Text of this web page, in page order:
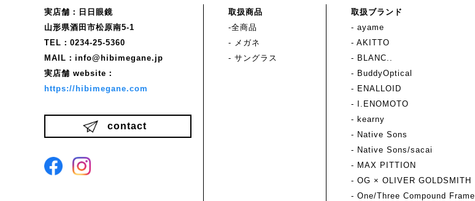
実店舗：日日眼鏡
山形県酒田市松原南5-1
TEL：0234-25-5360
MAIL：info@hibimegane.jp
実店舗 website：
https://hibimegane.com
contact
取扱商品
-全商品
- メガネ
- サングラス
取扱ブランド
- ayame
- AKITTO
- BLANC..
- BuddyOptical
- ENALLOID
- I.ENOMOTO
- kearny
- Native Sons
- Native Sons/sacai
- MAX PITTION
- OG × OLIVER GOLDSMITH
- One/Three Compound Frame